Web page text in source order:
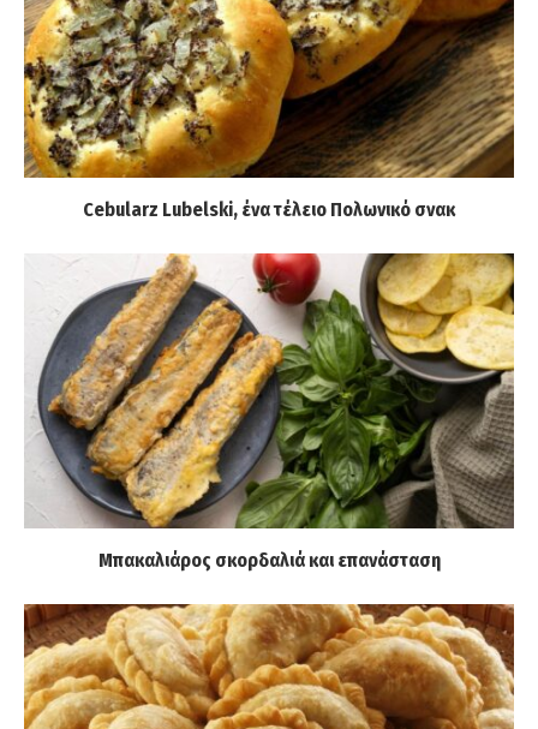
Cebularz Lubelski, ένα τέλειο Πολωνικό σνακ
Μπακαλιάρος σκορδαλιά και επανάσταση